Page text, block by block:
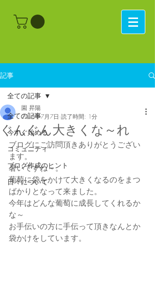
記事
全ての記事
今すぐ始める
コミュニティ
ブログ作成のヒント
日々について
全ての記事
ぐんぐん大きくな～れ
園 昇陽
2018年7月7日 読了時間: 1分
ブログにご訪問頂きありがとうござい
ます。
暑いですね～。
葡萄に袋をかけて大きくなるのをまつ
ばかりとなって来ました。
今年はどんな葡萄に成長してくれるか
な～
お手伝いの方に手伝って頂きなんとか
袋かけをしています。